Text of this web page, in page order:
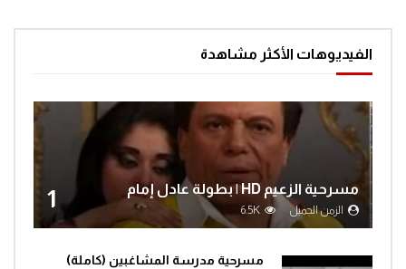
الفيديوهات الأكثر مشاهدة
1 مسرحية الزعيم HD | بطولة عادل إمام
الزمن الجميل 6.5K
مسرحية مدرسة المشاغبين (كاملة)